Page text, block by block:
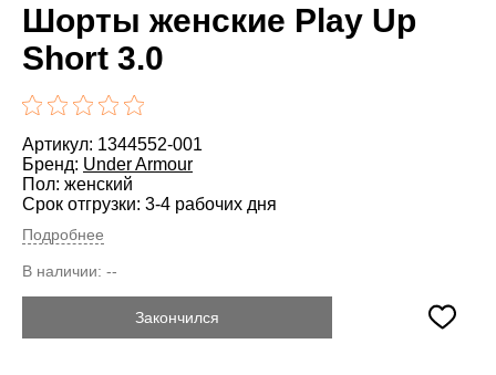
Шорты женские Play Up
Short 3.0
Артикул: 1344552-001
Бренд: Under Armour
Пол: женский
Срок отгрузки: 3-4 рабочих дня
Подробнее
В наличии: --
Закончился